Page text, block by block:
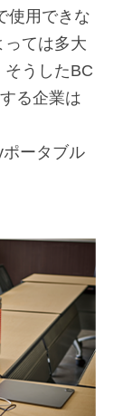
使用できな
っては多大
そうしたBC
る企業は
ータブル